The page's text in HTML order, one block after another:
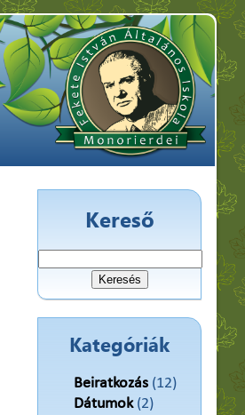
Kereső
Kategóriák
Beiratkozás (12)
Dátumok(2)